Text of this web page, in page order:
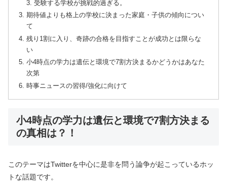
受験する学校が挑戦的過ぎる。
期待値よりも格上の学校に決まった家庭・子供の傾向につい
て
残り1割に入り、奇跡の合格を目指すことが成功とは限らな
い
小4時点の学力は遺伝と環境で7割方決まるかどうかはあなた
次第
時事ニュースの習得/強化に向けて
小4時点の学力は遺伝と環境で7割方決まる
の真相は？！
このテーマはTwitterを中心に是非を問う論争が起こっているホッ
トな話題です。